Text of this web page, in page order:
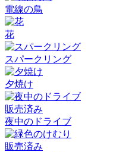
電線の鳥
花
スパークリング
夕焼け
販売済み
夜中のドライブ
販売済み